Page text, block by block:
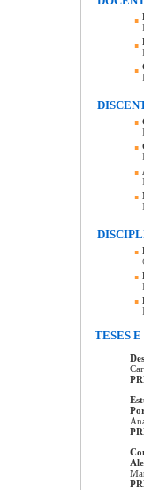
▪
▪
▪
▪
▪
▪
▪
▪
▪
▪
TESES